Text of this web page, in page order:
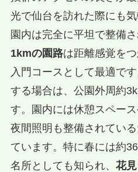
光で仙台を訪れた際にも
園内は完全に平坦で整備さ
1kmの園路は距離感覚を
入門コースとして最適で
する場合は、公園外周約
す。園内には休憩スペース
夜間照明も整備されてい
ています。特に春には約
名所としても知られ、 花